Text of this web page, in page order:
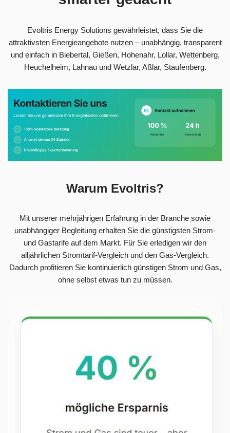
Evoltris Energy Solutions gewährleistet, dass Sie die
attraktivsten Energieangebote nutzen – unabhängig, transparent
und einfach in Biebertal, Gießen, Hohenahr, Lollar, Wettenberg,
Heuchelheim, Lahnau und Wetzlar, Aßlar, Staufenberg.
Warum Evoltris?
Mit unserer mehrjährigen Erfahrung in der Branche sowie
unabhängiger Begleitung erhalten Sie die günstigsten Strom-
und Gastarife auf dem Markt. Für Sie erledigen wir den
alljährlichen Stromtarif-Vergleich und den Gas-Vergleich.
Dadurch profitieren Sie kontinuierlich günstigen Strom und Gas,
ohne selbst etwas tun zu müssen.